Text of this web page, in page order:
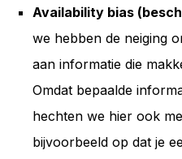
Availability bias
we hebben de neiging
aan informatie die
Omdat bepaalde
hechten we hier ook
bijvoorbeeld op dat je